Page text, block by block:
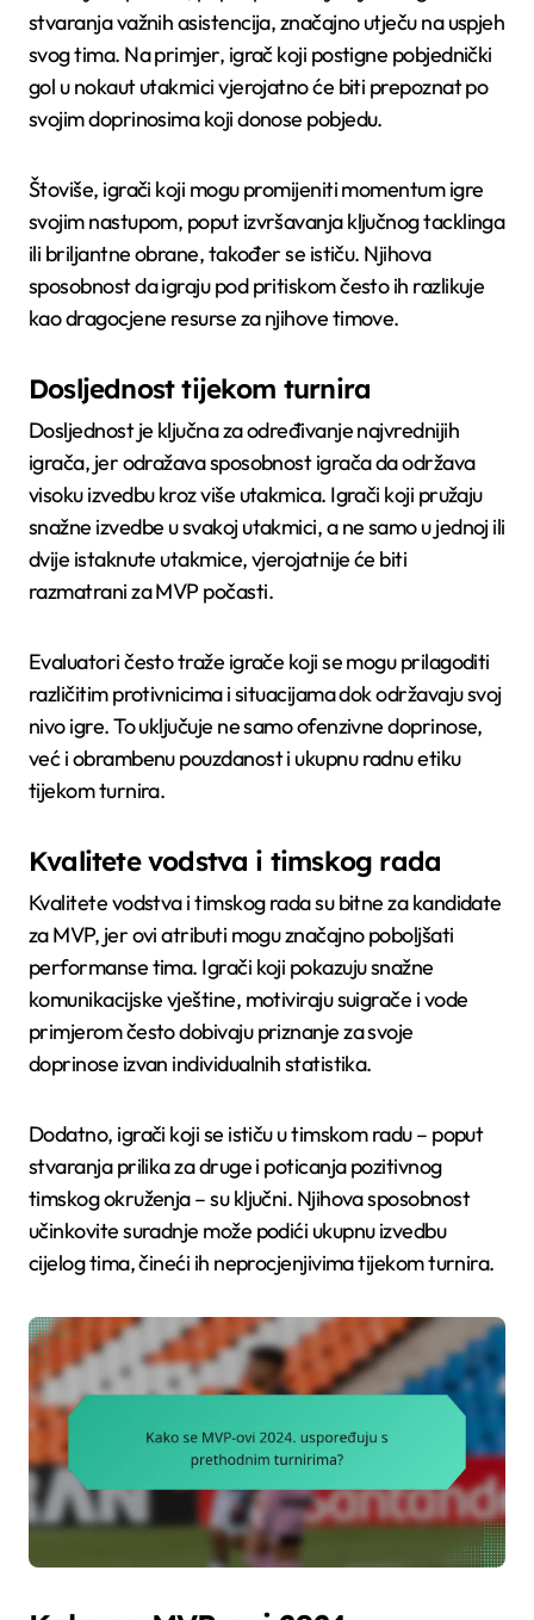
stvaranja važnih asistencija, značajno utječu na uspjeh
svog tima. Na primjer, igrač koji postigne pobjednički
gol u nokaut utakmici vjerojatno će biti prepoznat po
svojim doprinosima koji donose pobjedu.
Štoviše, igrači koji mogu promijeniti momentum igre
svojim nastupom, poput izvršavanja ključnog tacklinga
ili briljantne obrane, također se ističu. Njihova
sposobnost da igraju pod pritiskom često ih razlikuje
kao dragocjene resurse za njihove timove.
Dosljednost tijekom turnira
Dosljednost je ključna za određivanje najvrednijih
igrača, jer odražava sposobnost igrača da održava
visoku izvedbu kroz više utakmica. Igrači koji pružaju
snažne izvedbe u svakoj utakmici, a ne samo u jednoj ili
dvije istaknute utakmice, vjerojatnije će biti
razmatrani za MVP počasti.
Evaluatori često traže igrače koji se mogu prilagoditi
različitim protivnicima i situacijama dok održavaju svoj
nivo igre. To uključuje ne samo ofenzivne doprinose,
već i obrambenu pouzdanost i ukupnu radnu etiku
tijekom turnira.
Kvalitete vodstva i timskog rada
Kvalitete vodstva i timskog rada su bitne za kandidate
za MVP, jer ovi atributi mogu značajno poboljšati
performanse tima. Igrači koji pokazuju snažne
komunikacijske vještine, motiviraju suigrače i vode
primjerom često dobivaju priznanje za svoje
doprinose izvan individualnih statistika.
Dodatno, igrači koji se ističu u timskom radu – poput
stvaranja prilika za druge i poticanja pozitivnog
timskog okruženja – su ključni. Njihova sposobnost
učinkovite suradnje može podići ukupnu izvedbu
cijelog tima, čineći ih neprocjenjivima tijekom turnira.